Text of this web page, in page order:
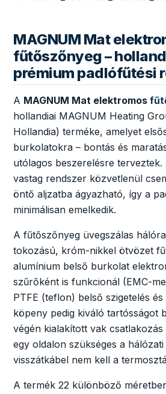
MAGNUM Mat
fűtőszőnyeg –
prémium padlófűtési
A MAGNUM Mat elektromos
hollandiai MAGNUM Heating
Hollandia) terméke, amelyet
burkolatokra – bontás és
utólagos beszerelésre
vastag rendszer közvetlenül
öntő aljzatba ágyazható, így a
minimálisan emelkedik.
A fűtőszőnyeg üvegszálas
tokozású, króm-nikkel ötvözet
alumínium belső burkolat
szűrőként is funkcionál (EMC-
PTFE (teflon) belső szigetelés és
köpeny pedig kiváló tartósságot
végén kialakított vak
egy oldalon szükséges a
visszátkábel nem kell a
A termék 22 különböző